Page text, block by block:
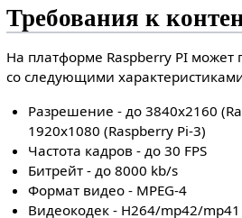
Требования к
На платформе Raspberry PI может
со следующими
Разрешение - до 3840x2160
1920x1080 (Raspberry Pi-3)
Частота кадров - до 30 FPS
Битрейт - до 8000 kb/s
Формат видео - MPEG-4
Видеокодек - H264/mp42/mp41